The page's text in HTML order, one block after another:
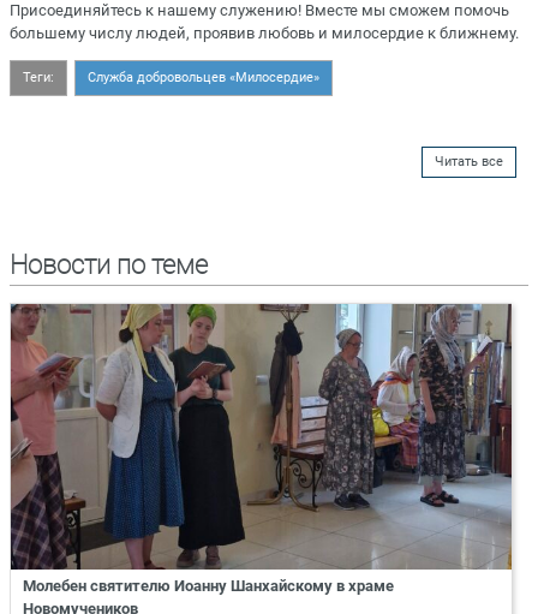
Присоединяйтесь к нашему служению! Вместе мы сможем помочь
большему числу людей, проявив любовь и милосердие к ближнему.
Теги: Служба добровольцев «Милосердие»
Читать все
Новости по теме
Молебен святителю Иоанну Шанхайскому в храме
Новомучеников